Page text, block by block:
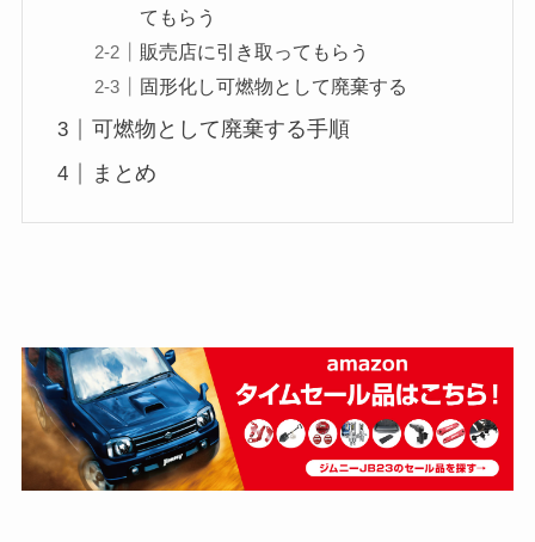
てもらう
販売店に引き取ってもらう
固形化し可燃物として廃棄する
可燃物として廃棄する手順
まとめ